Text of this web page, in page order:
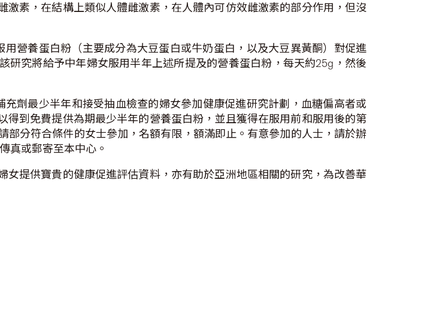
素，在結構上類似人體雌激素，在人體內可仿效雌激素的部分作用，但沒
營養蛋白粉（主要成分為大豆蛋白或牛奶蛋白，以及大豆異黃酮）對促進
究將給予中年婦女服用半年上述所提及的營養蛋白粉，每天約25g，然後
劑最少半年和接受抽血檢查的婦女參加健康促進研究計劃，血糖偏高者或
到免費提供為期最少半年的營養蛋白粉，並且獲得在服用前和服用後的第
分符合條件的女士參加，名額有限，額滿即止。有意參加的人士，請於辦
真或郵寄至本中心。
提供寶貴的健康促進評估資料，亦有助於亞洲地區相關的研究，為改善華